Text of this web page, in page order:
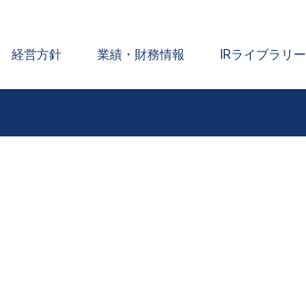
経営方針 業績・財務情報 IRライブラリー